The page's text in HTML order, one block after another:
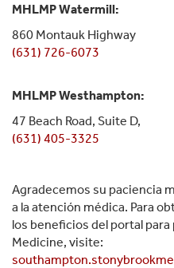
MHLMP Watermill:
860 Montauk Highway
(631) 726-6073
MHLMP Westhampton:
47 Beach Road, Suite D,
(631) 405-3325
Agradecemos su paciencia
a la atención médica. Para
los beneficios del portal
Medicine, visite: